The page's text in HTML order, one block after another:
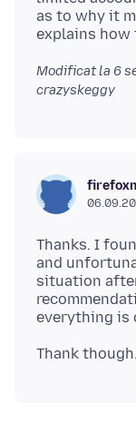
as to why it
Modificat la 6
crazyskeggy
Thanks. I
and
situation